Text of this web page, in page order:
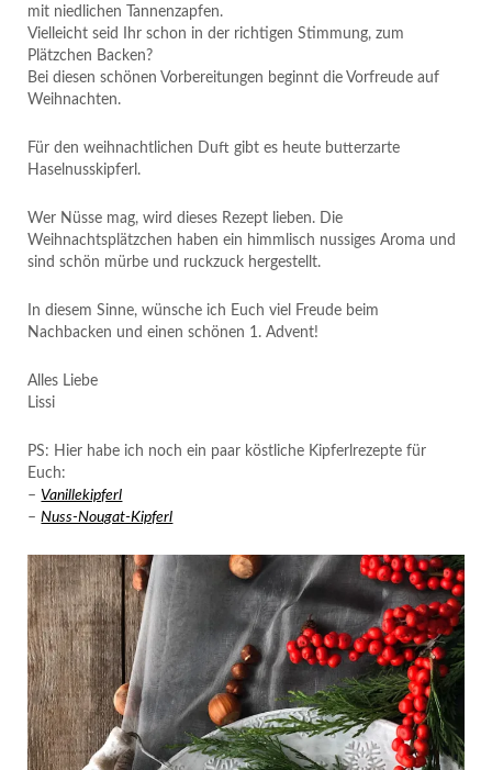
mit niedlichen Tannenzapfen.
Vielleicht seid Ihr schon in der richtigen Stimmung, zum
Plätzchen Backen?
Bei diesen schönen Vorbereitungen beginnt die Vorfreude auf
Weihnachten.
Für den weihnachtlichen Duft gibt es heute butterzarte
Haselnusskipferl.
Wer Nüsse mag, wird dieses Rezept lieben. Die
Weihnachtsplätzchen haben ein himmlisch nussiges Aroma und
sind schön mürbe und ruckzuck hergestellt.
In diesem Sinne, wünsche ich Euch viel Freude beim
Nachbacken und einen schönen 1. Advent!
Alles Liebe
Lissi
PS: Hier habe ich noch ein paar köstliche Kipferlrezepte für
Euch:
– Vanillekipferl
–Nuss-Nougat-Kipferl